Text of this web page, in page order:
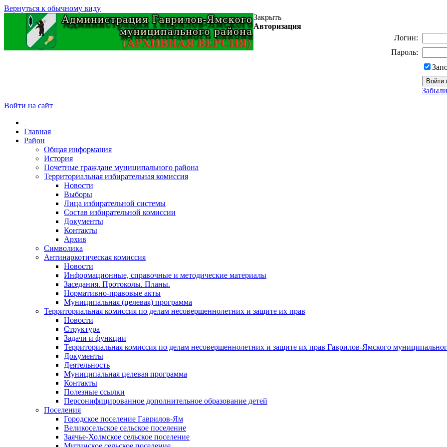
Вернуться к обычному виду
Закрыть
Авторизация
Логин:
Пароль:
Войти на сайт
Главная
Район
Общая информация
История
Почетные граждане муниципального района
Территориальная избирательная комиссия
Новости
Выборы
Лица избирательной системы
Состав избирательной комиссии
Документы
Контакты
Архив
Символика
Антинаркотическая комиссия
Новости
Информационные, справочные и методические материалы
Заседания. Протоколы. Планы.
Нормативно-правовые акты
Муниципальная (целевая) программа
Территориальная комиссия по делам несовершеннолетних и защите их прав
Новости
Структура
Задачи и функции
Территориальная комиссия по делам несовершеннолетних и защите их прав Гаврилов-Ямского
Документы
Деятельность
Муниципальная целевая программа
Контакты
Полезные ссылки
Персонифицированное дополнительное образование детей
Поселения
Городское поселение Гаврилов-Ям
Великосельское сельское поселение
Заячье-Холмское сельское поселение